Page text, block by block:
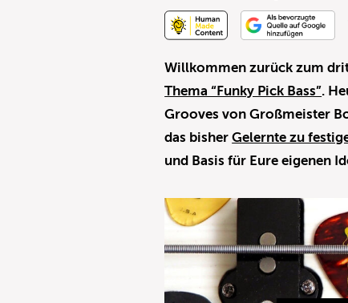
Willkommen zurück zum
Thema “Funky Pick Bass”.
Grooves von Großmeister
das bisherGelernte zu
und Basis für Eure eigenen